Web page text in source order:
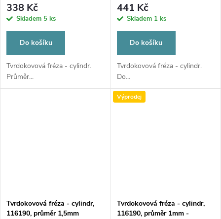
KUSŮ
338 Kč
Skladem 5 ks
Do košíku
Tvrdokovová fréza - cylindr.
Průměr...
441 Kč
Skladem 1 ks
Do košíku
Tvrdokovová fréza - cylindr.
Do...
Tvrdokovová fréza - cylindr,
116190, průměr 1,5mm
Výprodej
Tvrdokovová fréza - cylindr,
116190, průměr 1mm -